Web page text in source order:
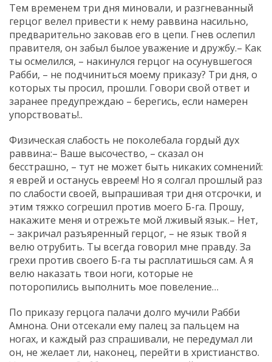
Тем временем три дня миновали, и разгневанный
герцог велел привести к нему раввина насильно,
предварительно заковав его в цепи. Гнев ослепил
правителя, он забыл былое уважение и дружбу.– Как
ты осмелился, – накинулся герцог на осунувшегося
Рабби, – не подчиниться моему приказу? Три дня, о
которых ты просил, прошли. Говори свой ответ и
заранее предупреждаю – берегись, если намерен
упорствовать!..
Физическая слабость не поколебала гордый дух
раввина:– Ваше высочество, – сказал он
бесстрашно, – тут не может быть никаких сомнений:
я еврей и останусь евреем! Но я солгал прошлый раз
по слабости своей, выпрашивая три дня отсрочки, и
этим тяжко согрешил против моего Б-га. Прошу,
накажите меня и отрежьте мой лживый язык.– Нет,
– закричал разъяренный герцог, – не язык твой я
велю отрубить. Ты всегда говорил мне правду. За
грехи против своего Б-га ты расплатишься сам. А я
велю наказать твои ноги, которые не
поторопились выполнить мое повеление…
По приказу герцога палачи долго мучили Рабби
Амнона. Они отсекали ему палец за пальцем на
ногах, и каждый раз спрашивали, не передумал ли
он, не желает ли, наконец, перейти в христианство.